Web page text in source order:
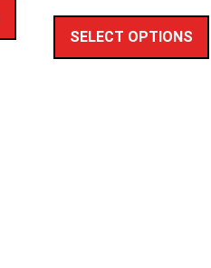
SELECT OPTIONS